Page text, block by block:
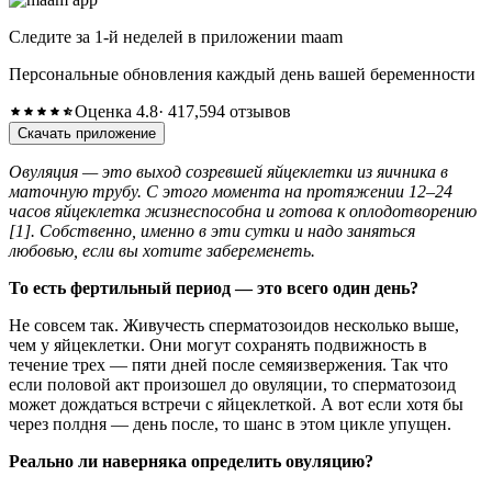
Следите за 1-й неделей в приложении maam
Персональные обновления каждый день вашей беременности
Оценка 4.8· 417,594 отзывов
Скачать приложение
Овуляция — это выход созревшей яйцеклетки из яичника в
маточную трубу. С этого момента на протяжении 12–24
часов яйцеклетка жизнеспособна и готова к оплодотворению
[1]. Собственно, именно в эти сутки и надо заняться
любовью, если вы хотите забеременеть.
То есть фертильный период — это всего один день?
Не совсем так. Живучесть сперматозоидов несколько выше,
чем у яйцеклетки. Они могут сохранять подвижность в
течение трех — пяти дней после семяизвержения. Так что
если половой акт произошел до овуляции, то сперматозоид
может дождаться встречи с яйцеклеткой. А вот если хотя бы
через полдня — день после, то шанс в этом цикле упущен.
Реально ли наверняка определить овуляцию?